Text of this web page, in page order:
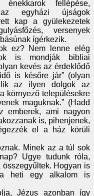
énekkarok fellépése,
az egyházi újságok
kap a gyülekezetek
versenyek
ígérkezik.
ez? Nem lenne elég
is mondják bibliai
kevés az érdeklődő
is későre jár” (olyan
az ilyen dolgok az
környező településekre
maguknak.” (Hadd
emberek, ami nagyon
is, pihenjenek,
el a ház körüli
Minek az a túl sok
Ugye tudunk róla,
Hogyan is
a heti egy alkalom is
Jézus azonban így